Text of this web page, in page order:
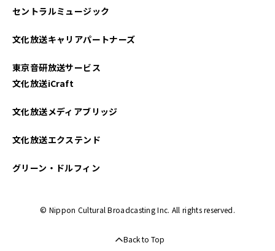
セントラルミュージック
文化放送キャリアパートナーズ
東京音研放送サービス
文化放送iCraft
文化放送メディアブリッジ
文化放送エクステンド
グリーン・ドルフィン
© Nippon Cultural Broadcasting Inc. All rights reserved.
Back to Top